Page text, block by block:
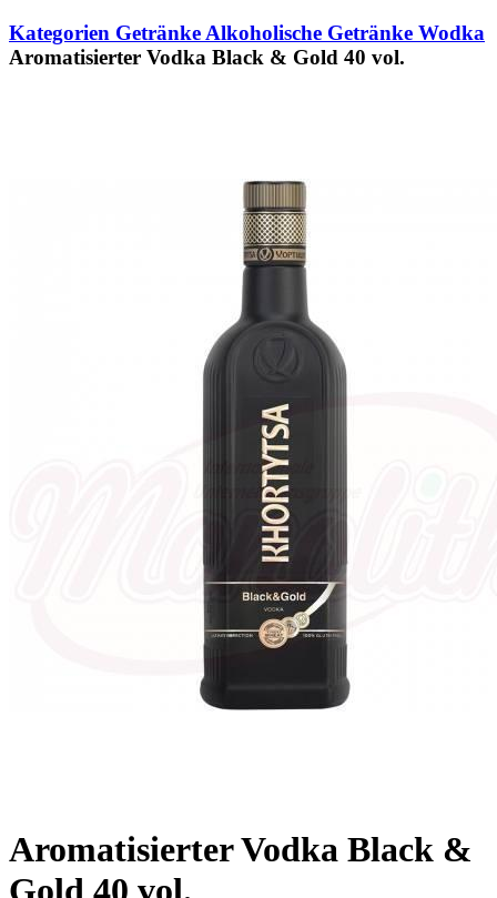
Kategorien Getränke Alkoholische Getränke Wodka
Aromatisierter Vodka Black & Gold 40 vol.
Aromatisierter Vodka Black &